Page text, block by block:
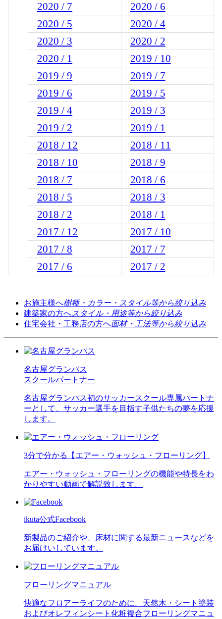
2020 / 7
2020 / 6
2020 / 5
2020 / 4
2020 / 3
2020 / 2
2020 / 1
2019 / 10
2019 / 9
2019 / 7
2019 / 6
2019 / 5
2019 / 4
2019 / 3
2019 / 2
2019 / 1
2018 / 12
2018 / 11
2018 / 10
2018 / 9
2018 / 7
2018 / 6
2018 / 5
2018 / 3
2018 / 2
2018 / 1
2017 / 12
2017 / 10
2017 / 8
2017 / 7
2017 / 6
2017 / 2
お施主様へ樹種・カラー・スタイル等から絞り込み
建築家の方へ スタイル・用途等から絞り込み
住宅会社・工務店の方へ面材・工法等から絞り込み
名古屋グランパス
スクールパートナー
名古屋グランパス初のサッカースクール専属パートナ
ーとして、サッカー選手を目指す子供たちの夢を応援
します。
3分で分かる【エアー・ウォッシュ・フローリング】
エアー・ウォッシュ・フローリングの機能や特長をわ
かりやすい動画で解説致します。
ikuta公式Facebook
新製品のご紹介や、床材に関する最新ニュースなどを
お届けいしています。
フローリングマニュアル
快適なフロアーライフのために。天然木・シート塗装
およびオレフィンシート化粧複合フローリングマニュ